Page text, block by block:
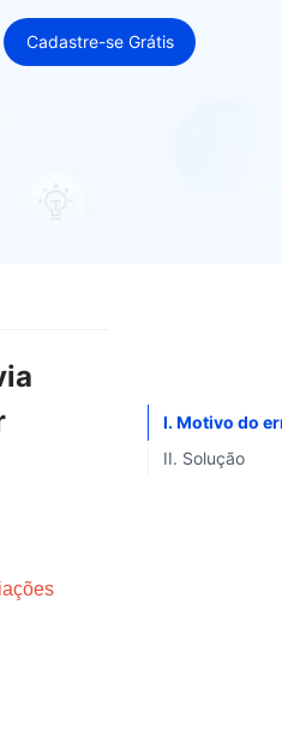
Cadastre-se Grátis
I. Motivo do
II. Solução